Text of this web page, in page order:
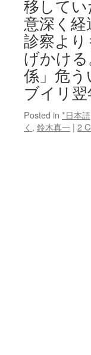
移して
意深く
診察よ
げかけ
係」危
ブイリ
Posted in *日本語
く , 鈴木真一 | 2